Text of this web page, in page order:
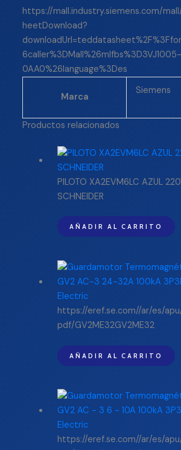
https://mall.industry.siemens.com/
heetDownload?
0AA0%26language%3Des
Marca
Siemens
Productos relacionados
PILOTO XA2EVM6LC AZUL
SCHNEIDER
AÑADIR AL CARRITO
https://eref.se.com//ar/es/
pdf/GV2ME32GV2ME32
AÑADIR AL CARRITO
https://eref.se.com//ar/es/